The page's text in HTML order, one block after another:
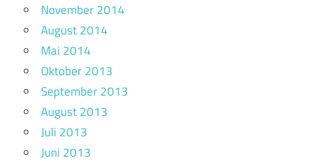
November 2014
August 2014
Mai 2014
Oktober 2013
September 2013
August 2013
Juli 2013
Juni 2013